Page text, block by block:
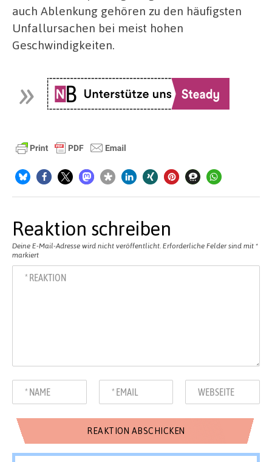
auch Ablenkung gehören zu den häufigsten
Unfallursachen bei meist hohen
Geschwindigkeiten.
Reaktion schreiben
Deine E-Mail-Adresse wird nicht veröffentlicht. Erforderliche Felder sind mit *
markiert